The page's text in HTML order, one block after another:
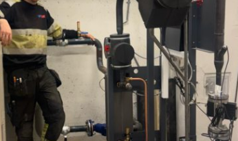
Erik med bestått fagprøve som industrirørlegger! En stor milepæl
– godt jobba!